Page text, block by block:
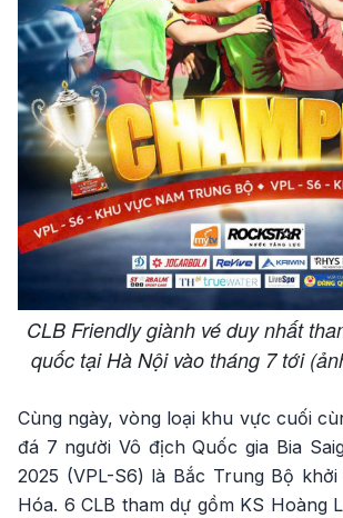
CLB Friendly giành vé duy nhất
quốc tại Hà Nội vào tháng 7 tới
Cùng ngày, vòng loại khu vực cuối
đá 7 người Vô địch Quốc gia Bia
2025 (VPL-S6) là Bắc Trung Bộ
Hóa. 6 CLB tham dự gồm KS Hoàng